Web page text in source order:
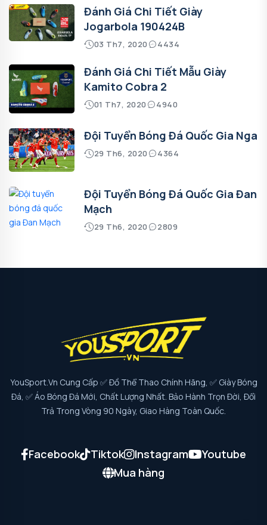
Đánh Giá Chi Tiết Giày
Jogarbola 190424B
03 Th7, 2020 4434
Đánh Giá Chi Tiết Mẫu Giày
Kamito Cobra 2
01 Th7, 2020 4940
Đội Tuyển Bóng Đá Quốc Gia Nga
29 Th6, 2020 4364
Đội Tuyển Bóng Đá Quốc Gia Đan
Mạch
29 Th6, 2020 2809
YouSport.vn Cung Cấp ✅ Đồ Thể Thao Chính Hãng, ✅ Giày Bóng
Đá, ✅ Áo Bóng Đá Mới, Chất Lượng Nhất. Bảo Hành Trọn Đời, Đổi
Trả Trong Vòng 90 Ngày, Giao Hàng Toàn Quốc.
Facebook Tiktok Instagram
Youtube
Mua hàng